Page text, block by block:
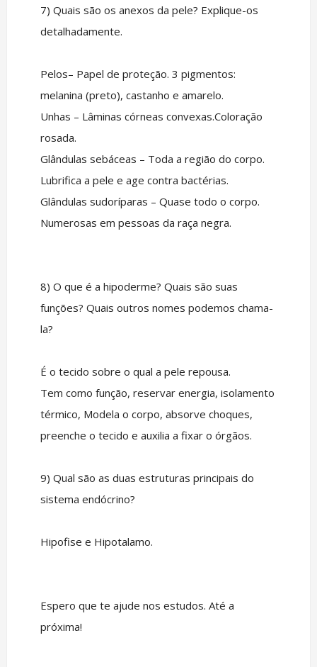
7) Quais são os anexos da pele? Explique-os
detalhadamente.
Pelos– Papel de proteção. 3 pigmentos:
melanina (preto), castanho e amarelo.
Unhas – Lâminas córneas convexas.Coloração
rosada.
Glândulas sebáceas – Toda a região do corpo.
Lubrifica a pele e age contra bactérias.
Glândulas sudoríparas – Quase todo o corpo.
Numerosas em pessoas da raça negra.
8) O que é a hipoderme? Quais são suas
funções? Quais outros nomes podemos chama-
la?
É o tecido sobre o qual a pele repousa.
Tem como função, reservar energia, isolamento
térmico, Modela o corpo, absorve choques,
preenche o tecido e auxilia a fixar o órgãos.
9) Qual são as duas estruturas principais do
sistema endócrino?
Hipofise e Hipotalamo.
Espero que te ajude nos estudos. Até a
próxima!